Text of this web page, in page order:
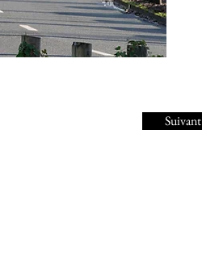
Suivant